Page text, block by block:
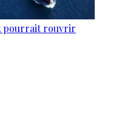
pourrait rouvrir